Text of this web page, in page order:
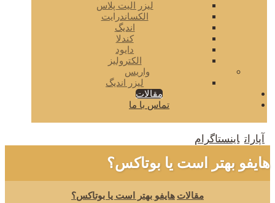
لیزر الیت پلاس
الکساندرایت
اندیگ
کندلا
دایود
الکترولیز
واریس
لیزر اندیگ
مقالات
تماس با ما
آپارات اینستاگرام
هایفو بهتر است یا بوتاکس؟
مقالات هایفو بهتر است یا بوتاکس؟